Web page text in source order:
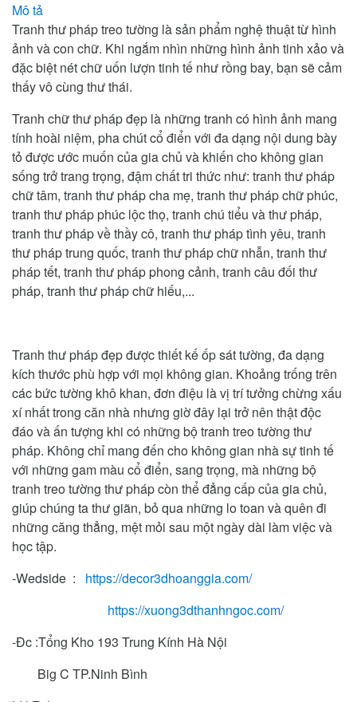
Mô tả
Tranh thư pháp treo tường là sản phẩm nghệ thuật từ hình
ảnh và con chữ. Khi ngắm nhìn những hình ảnh tinh xảo và
đặc biệt nét chữ uốn lượn tinh tế như rồng bay, bạn sẽ cảm
thấy vô cùng thư thái.
Tranh chữ thư pháp đẹp là những tranh có hình ảnh mang
tính hoài niệm, pha chút cổ điển với đa dạng nội dung bày
tỏ được ước muốn của gia chủ và khiến cho không gian
sống trở trang trọng, đậm chất tri thức như: tranh thư pháp
chữ tâm, tranh thư pháp cha mẹ, tranh thư pháp chữ phúc,
tranh thư pháp phúc lộc thọ, tranh chú tiểu và thư pháp,
tranh thư pháp về thầy cô, tranh thư pháp tình yêu, tranh
thư pháp trung quốc, tranh thư pháp chữ nhẫn, tranh thư
pháp tết, tranh thư pháp phong cảnh, tranh câu đối thư
pháp, tranh thư pháp chữ hiếu,...
Tranh thư pháp đẹp được thiết kế ốp sát tường, đa dạng
kích thước phù hợp với mọi không gian. Khoảng trống trên
các bức tường khô khan, đơn điệu là vị trí tưởng chừng xấu
xí nhất trong căn nhà nhưng giờ đây lại trở nên thật độc
đáo và ấn tượng khi có những bộ tranh treo tường thư
pháp. Không chỉ mang đến cho không gian nhà sự tinh tế
với những gam màu cổ điển, sang trọng, mà những bộ
tranh treo tường thư pháp còn thể đẳng cấp của gia chủ,
giúp chúng ta thư giãn, bỏ qua những lo toan và quên đi
những căng thẳng, mệt mỏi sau một ngày dài làm việc và
học tập.
-Wedside : https://decor3dhoanggia.com/
https://xuong3dthanhngoc.com/
-Đc :Tổng Kho 193 Trung Kính Hà Nội
Big C TP.Ninh Bình